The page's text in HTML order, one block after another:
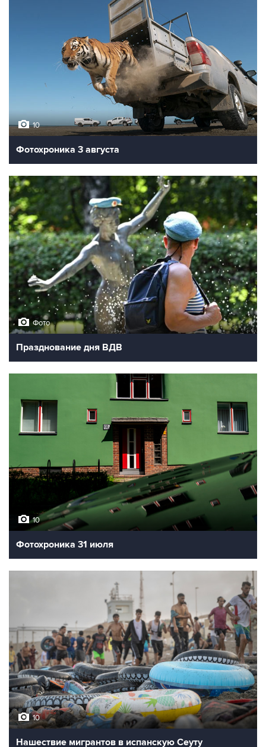
10
Фотохроника 3 августа
Фото
Празднование дня ВДВ
10
Фотохроника 31 июля
10
Нашествие мигрантов в испанскую Сеуту